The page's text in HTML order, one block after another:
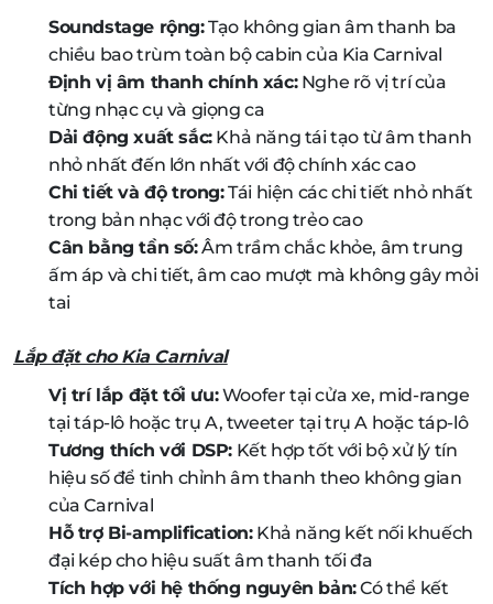
Soundstage rộng:Tạo không gian âm thanh ba
chiều bao trùm toàn bộ cabin của Kia Carnival
Định vị âm thanh chính xác:Nghe rõ vị trí của
từng nhạc cụ và giọng ca
Dải động xuất sắc:Khả năng tái tạo từ âm thanh
nhỏ nhất đến lớn nhất với độ chính xác cao
Chi tiết và độ trong:Tái hiện các chi tiết nhỏ nhất
trong bản nhạc với độ trong trẻo cao
Cân bằng tần số:Âm trầm chắc khỏe, âm trung
ấm áp và chi tiết, âm cao mượt mà không gây mỏi
tai
Lắp đặt cho Kia Carnival
Vị trí lắp đặt tối ưu:Woofer tại cửa xe, mid-range
tại táp-lô hoặc trụ A, tweeter tại trụ A hoặc táp-lô
Tương thích với DSP: Kết hợp tốt với bộ xử lý tín
hiệu số để tinh chỉnh âm thanh theo không gian
của Carnival
Hỗ trợ Bi-amplification:Khả năng kết nối khuếch
đại kép cho hiệu suất âm thanh tối đa
Tích hợp với hệ thống nguyên bản:Có thể kết